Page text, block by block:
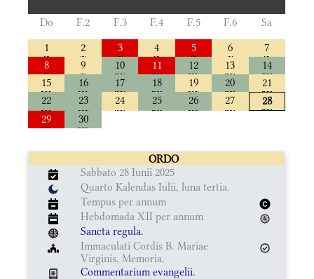
Do F.2 F.3 F.4 F.5 F.6
Sa
1
2 3 4 5 6
7
8
9 10 11 12 13
14
15
16 17 18 19 20
21
22
23 24 25 26 27
28
29
30
ORDO
Sabbato 28 Iunii 2025
Quarto Kalendas Iulii, luna tertia.
Tempus per annum
Hebdomada XII per annum
Sancta regula.
Immaculati Cordis B. Mariae
Virginis, Memoria.
Commentarium evangelii.